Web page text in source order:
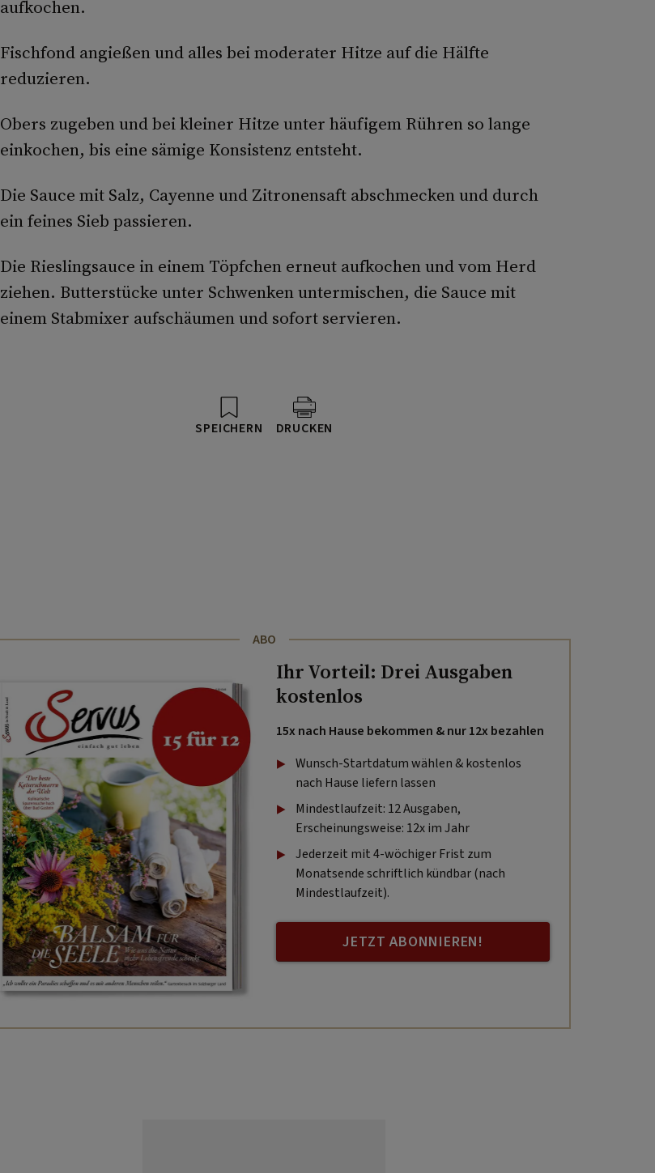
aufkochen.
Fischfond angießen und alles bei moderater Hitze auf die Hälfte
reduzieren.
Obers zugeben und bei kleiner Hitze unter häufigem Rühren so lange
einkochen, bis eine sämige Konsistenz entsteht.
Die Sauce mit Salz, Cayenne und Zitronensaft abschmecken und durch
ein feines Sieb passieren.
Die Rieslingsauce in einem Töpfchen erneut aufkochen und vom Herd
ziehen. Butterstücke unter Schwenken untermischen, die Sauce mit
einem Stabmixer aufschäumen und sofort servieren.
SPEICHERN DRUCKEN
ABO
Ihr Vorteil: Drei Ausgaben
kostenlos
15x nach Hause bekommen & nur 12x bezahlen
Wunsch-Startdatum wählen & kostenlos
nach Hause liefern lassen
Mindestlaufzeit: 12 Ausgaben,
Erscheinungsweise: 12x im Jahr
Jederzeit mit 4-wöchiger Frist zum
Monatsende schriftlich kündbar (nach
Mindestlaufzeit).
JETZT ABONNIEREN!